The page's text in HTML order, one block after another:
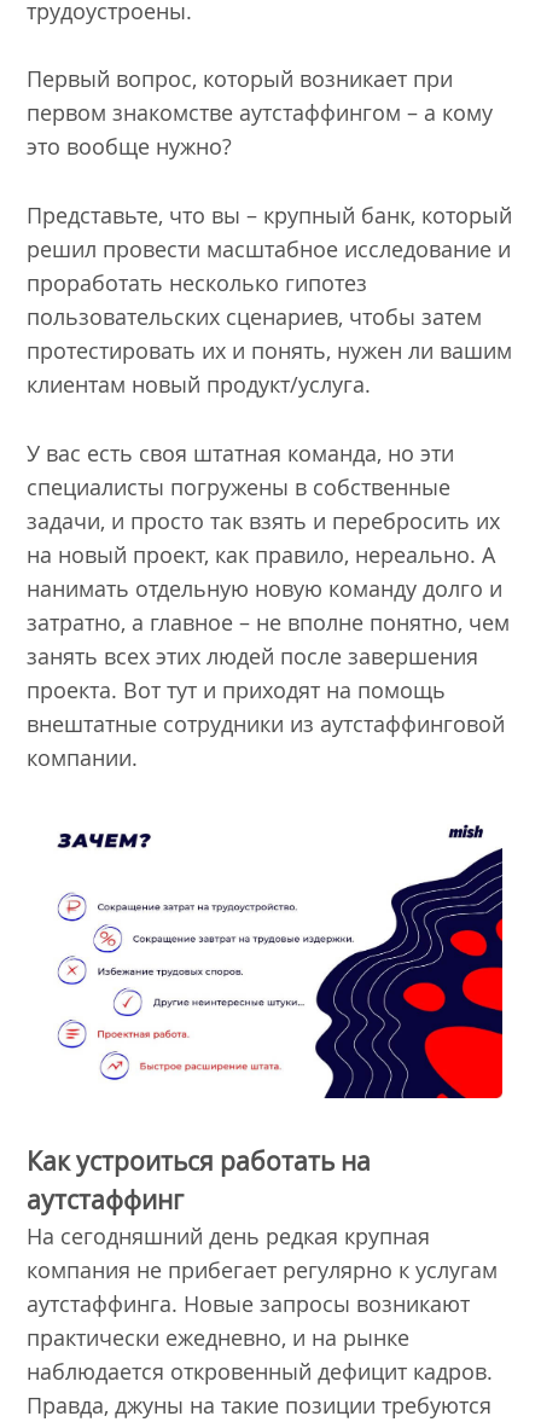
трудоустроены.
Первый вопрос, который возникает при
первом знакомстве аутстаффингом – а кому
это вообще нужно?
Представьте, что вы – крупный банк, который
решил провести масштабное исследование и
проработать несколько гипотез
пользовательских сценариев, чтобы затем
протестировать их и понять, нужен ли вашим
клиентам новый продукт/услуга.
У вас есть своя штатная команда, но эти
специалисты погружены в собственные
задачи, и просто так взять и перебросить их
на новый проект, как правило, нереально. А
нанимать отдельную новую команду долго и
затратно, а главное – не вполне понятно, чем
занять всех этих людей после завершения
проекта. Вот тут и приходят на помощь
внештатные сотрудники из аутстаффинговой
компании.
Как устроиться работать на
аутстаффинг
На сегодняшний день редкая крупная
компания не прибегает регулярно к услугам
аутстаффинга. Новые запросы возникают
практически ежедневно, и на рынке
наблюдается откровенный дефицит кадров.
Правда, джуны на такие позиции требуются